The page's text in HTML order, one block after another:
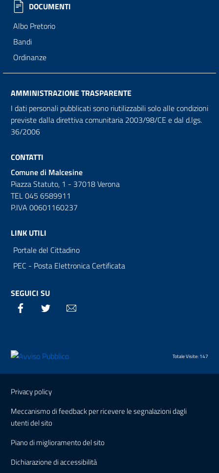
DOCUMENTI
Albo Pretorio
Bandi
Ordinanze
AMMINISTRAZIONE TRASPARENTE
I dati personali pubblicati sono riutilizzabili solo alle condizioni
previste dalla direttiva comunitaria 2003/98/CE e dal d.lgs.
36/2006
CONTATTI
Comune di Malcesine
Piazza Statuto, 1 - 37018 Verona
TEL 045 6589911
P.IVA 00601160237
LINK UTILI
Portale del Cittadino
PEC - Posta Elettronica Certificata
SEGUICI SU
Facebook Twitter
Totale Visite: 147
Sezione Link Utili
Privacy policy
Meccanismo di feedback per ricevere le segnalazioni dagli
utenti del sito
Piano di miglioramento del sito
Dichiarazione di accessibilità